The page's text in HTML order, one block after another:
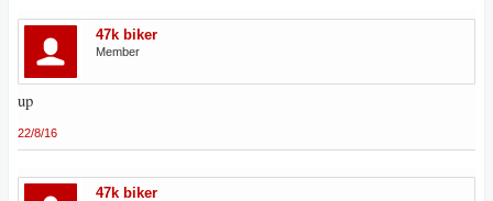
47k biker
Member
up
22/8/16
47k biker